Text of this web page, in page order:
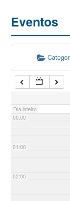
Eventos
Dia inteiro
00:00
01:00
02:00